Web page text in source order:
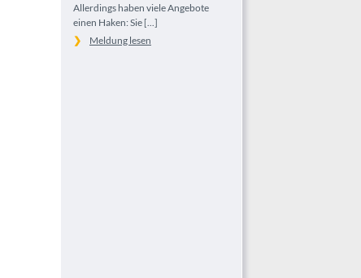
Allerdings haben viele Angebote
einen Haken: Sie [...]
Meldung lesen